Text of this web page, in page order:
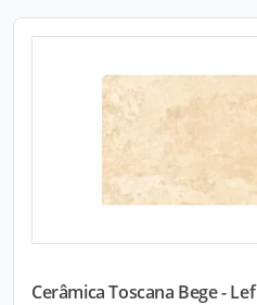
Cerâmica Toscana Bege - Lef